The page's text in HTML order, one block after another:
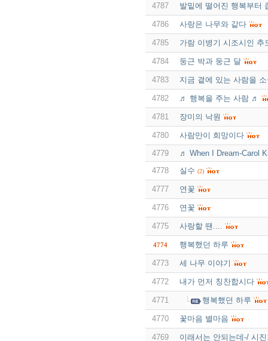
4787 발밑에 떨어진 행복부터
4786 사랑은 나무와 같다
4785 가람 이병기 시조시인 추
4784 둥근 박과 둥근 달
4783 지금 곁에 있는 사람을
4782 ♬ 행복을 주는 사람 ♬
4781 장미의 낙원
4780
사람만이 희망이다
4779
♬ When I Dream-Carol
4778
실수 (2)
4777 연꽃
4776 연꽃
4775 사랑할 땐....
4774 행복했던 하루
4773 세 나무 이야기
4772 내가 먼저 칭찬합시다
4771 행복했던 하루
4770 꽃마음 별마음
4769 이래서는 안되는데-/ 시